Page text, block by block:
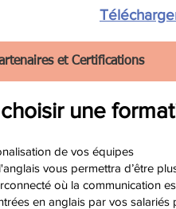
et Certifications
une
de vos équipes
vous permettra d’être
où la communication
en anglais par vos